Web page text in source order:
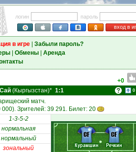
логин
пароль
вход в
в игре| Забыли пароль?
| Обмены| Аренда
+0
(Кыргызстан)* 1:1 0
матч.
000). Зрителей: 39 291. Билет: 20
1-3-5-2
Курамшин Речкин
CF CF
нормальная
нормальный
зональный